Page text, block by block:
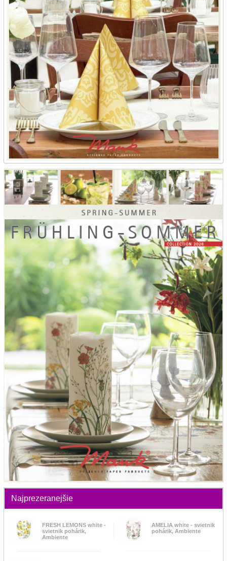
Najprezeranejšie
FRESH LEMONS white -
svietnik pohárik,
Ambiente
AMELIA white - svietnik
pohárik, Ambiente